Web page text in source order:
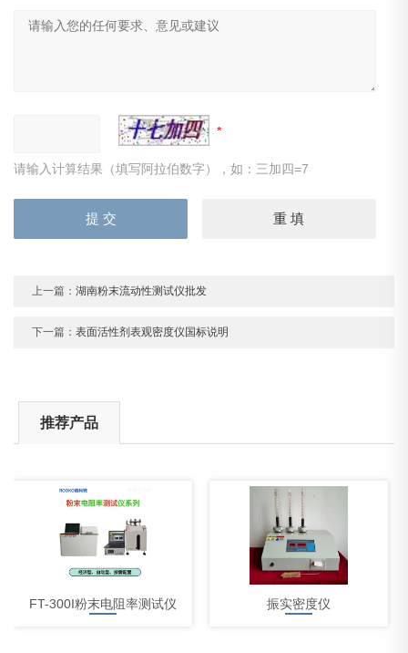
请输入计算结果（填写阿拉伯数字），如：三加四=7
上一篇：湖南粉末流动性测试仪批发
下一篇：表面活性剂表观密度仪国标说明
推荐产品
FT-300I粉末电阻率测试仪 振实密度仪